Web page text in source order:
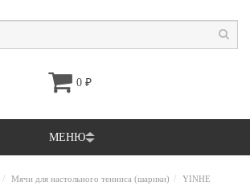
0 ₽
МЕНЮ
Мячи для настольного тенниса (шарики) YINHE